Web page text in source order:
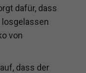
dafür, dass
von
dass der